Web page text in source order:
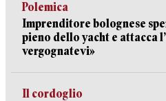
Polemica
Imprenditore bolognese
pieno dello yacht e attacca
vergognatevi»
Il cordoglio